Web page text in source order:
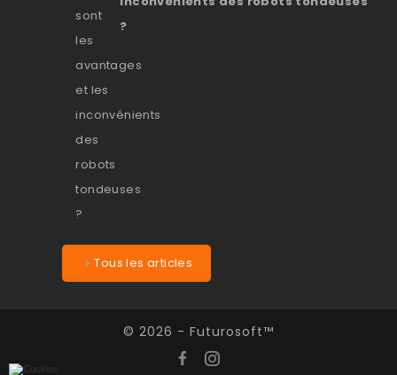
?
Tous les articles
© 2026 - Futurosoft™